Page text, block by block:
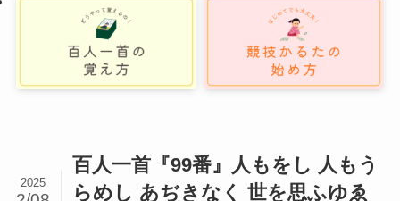
百人一首『99番』人もをし 人もう
らめし あぢきなく 世を思ふゆゑ
2025